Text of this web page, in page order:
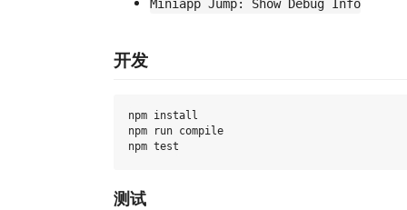
Miniapp Jump: Show Debug Info
开发
npm install
npm run compile
测试